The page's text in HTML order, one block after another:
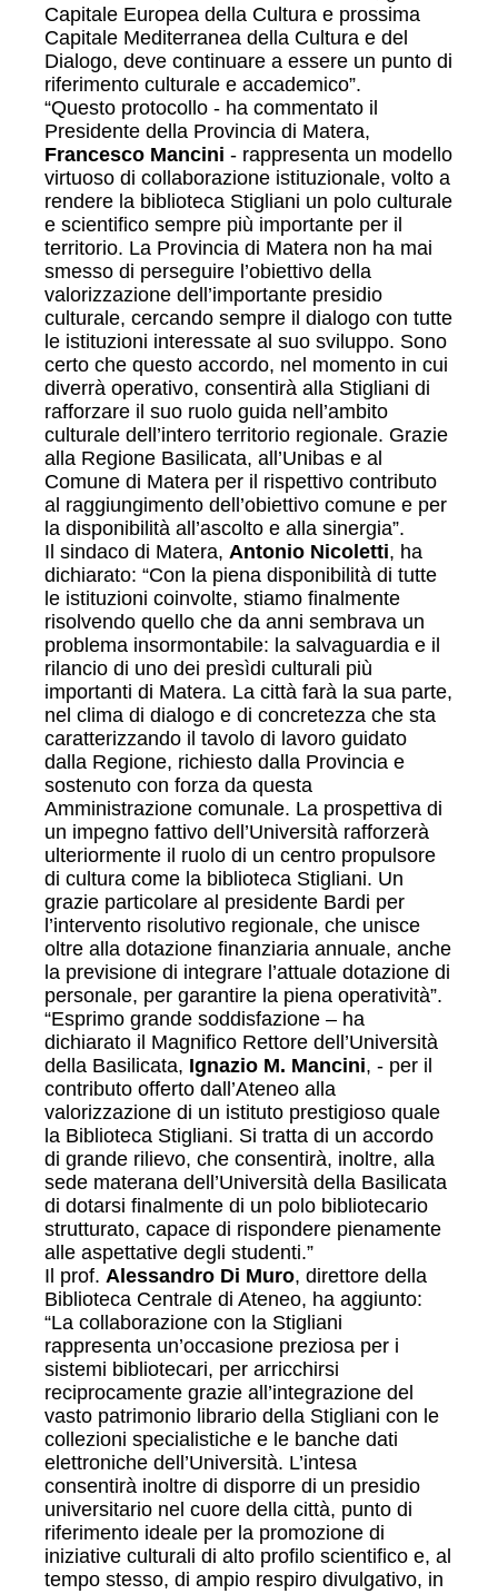
Capitale Europea della Cultura e prossima
Capitale Mediterranea della Cultura e del
Dialogo, deve continuare a essere un punto di
riferimento culturale e accademico”.
“Questo protocollo - ha commentato il
Presidente della Provincia di Matera,
Francesco Mancini - rappresenta un modello
virtuoso di collaborazione istituzionale, volto a
rendere la biblioteca Stigliani un polo culturale
e scientifico sempre più importante per il
territorio. La Provincia di Matera non ha mai
smesso di perseguire l’obiettivo della
valorizzazione dell’importante presidio
culturale, cercando sempre il dialogo con tutte
le istituzioni interessate al suo sviluppo. Sono
certo che questo accordo, nel momento in cui
diverrà operativo, consentirà alla Stigliani di
rafforzare il suo ruolo guida nell’ambito
culturale dell’intero territorio regionale. Grazie
alla Regione Basilicata, all’Unibas e al
Comune di Matera per il rispettivo contributo
al raggiungimento dell’obiettivo comune e per
la disponibilità all’ascolto e alla sinergia”.
Il sindaco di Matera, Antonio Nicoletti, ha
dichiarato: “Con la piena disponibilità di tutte
le istituzioni coinvolte, stiamo finalmente
risolvendo quello che da anni sembrava un
problema insormontabile: la salvaguardia e il
rilancio di uno dei presìdi culturali più
importanti di Matera. La città farà la sua parte,
nel clima di dialogo e di concretezza che sta
caratterizzando il tavolo di lavoro guidato
dalla Regione, richiesto dalla Provincia e
sostenuto con forza da questa
Amministrazione comunale. La prospettiva di
un impegno fattivo dell’Università rafforzerà
ulteriormente il ruolo di un centro propulsore
di cultura come la biblioteca Stigliani. Un
grazie particolare al presidente Bardi per
l’intervento risolutivo regionale, che unisce
oltre alla dotazione finanziaria annuale, anche
la previsione di integrare l’attuale dotazione di
personale, per garantire la piena operatività”.
“Esprimo grande soddisfazione – ha
dichiarato il Magnifico Rettore dell’Università
della Basilicata, Ignazio M. Mancini, - per il
contributo offerto dall’Ateneo alla
valorizzazione di un istituto prestigioso quale
la Biblioteca Stigliani. Si tratta di un accordo
di grande rilievo, che consentirà, inoltre, alla
sede materana dell’Università della Basilicata
di dotarsi finalmente di un polo bibliotecario
strutturato, capace di rispondere pienamente
alle aspettative degli studenti.”
Il prof. Alessandro Di Muro, direttore della
Biblioteca Centrale di Ateneo, ha aggiunto:
“La collaborazione con la Stigliani
rappresenta un’occasione preziosa per i
sistemi bibliotecari, per arricchirsi
reciprocamente grazie all’integrazione del
vasto patrimonio librario della Stigliani con le
collezioni specialistiche e le banche dati
elettroniche dell’Università. L’intesa
consentirà inoltre di disporre di un presidio
universitario nel cuore della città, punto di
riferimento ideale per la promozione di
iniziative culturali di alto profilo scientifico e, al
tempo stesso, di ampio respiro divulgativo, in